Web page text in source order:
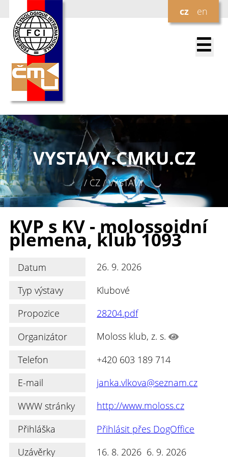
cz en
☰
VYSTAVY.CMKU.CZ
/ CZ / VÝSTAVY
KVP s KV - molossoidní
plemena, klub 1093
Datum
26. 9. 2026
Typ výstavy
Klubové
Propozice
28204.pdf
Organizátor
Moloss klub, z. s.
Telefon
+420 603 189 714
E-mail
janka.vlkova@seznam.cz
WWW stránky
http://www.moloss.cz
Přihláška
Přihlásit přes DogOffice
Uzávěrky
16. 8. 2026 6. 9. 2026